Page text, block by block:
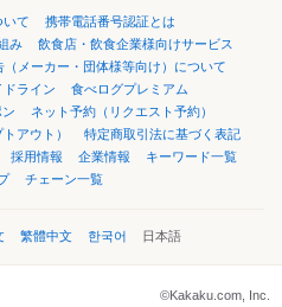
いて
携帯電話番号認証とは
み
飲食店・飲食企業様向けサービス
（メーカー・団体様等向け）について
ドライン
食べログプレミアム
ネット予約（リクエスト予約）
アウト）
特定商取引法に基づく表記
採用情報 企業情報
キーワード一覧
チェーン一覧
繁體中文 한국어 日本語
©Kakaku.com, Inc.